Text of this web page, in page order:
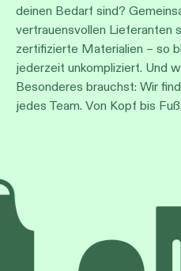
deinen Bedarf sind?
vertrauensvollen Lieferanten
zertifizierte Materialien – so
jederzeit unkompliziert. Und
Besonderes brauchst: Wir
jedes Team. Von Kopf bis Fuß.